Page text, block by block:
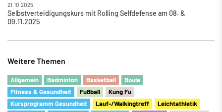
21.10.2025
Selbstverteidigungskurs mit Rolling Selfdefense am 08. &
09.11.2025
Weitere Themen
Allgemein Badminton Basketball
Boule
Fitness & Gesundheit
Fußball
Kung Fu
Kursprogramm Gesundheit
Lauf-/Walkingtreff
Leichtathletik